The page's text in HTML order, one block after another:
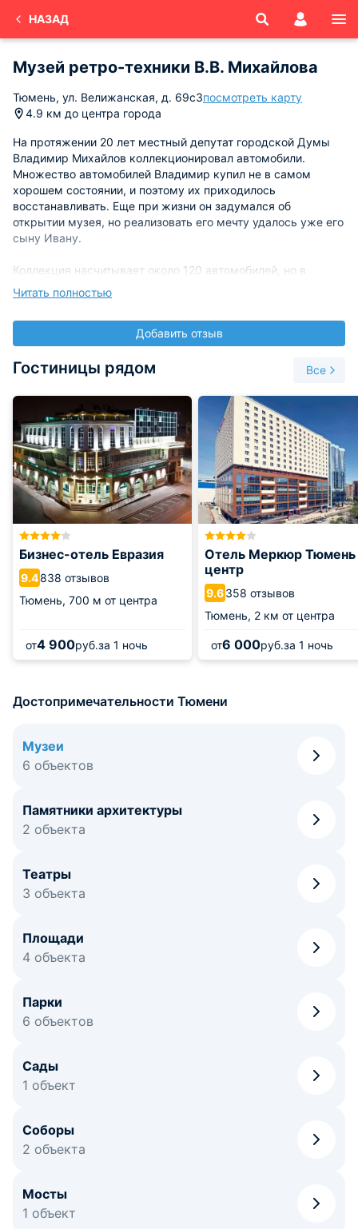
НАЗАД
Музей ретро-техники В.В. Михайлова
Тюмень, ул. Велижанская, д. 69с3посмотреть карту
4.9 км до центра города
На протяжении 20 лет местный депутат городской Думы
Владимир Михайлов коллекционировал автомобили.
Множество автомобилей Владимир купил не в самом
хорошем состоянии, и поэтому их приходилось
восстанавливать. Еще при жизни он задумался об
открытии музея, но реализовать его мечту удалось уже его
сыну Ивану.
Коллекция насчитывает около 120 автомобилей, но в
самом музее представлена лишь часть экспонатов, в виду
небольшой площади здания. Помимо автомобилей, в
коллекции имеется и мото-техника, например мотоколяска
«СМЗ С-3А», выпускающаяся в советское время для
людей с ограниченными возможностями.
потрогать машины. Руководство музея планирует и
дальнейшее расширение коллекции, и к этому могут
присоединиться все неравнодушные к ретро-автомобилям.
Читать полностью
Добавить отзыв
Гостиницы рядом Все
Бизнес-отель Евразия
9.4838 отзывов
Тюмень, 700 м от центра
от4 900руб.за 1 ночь
Отель Меркюр Тюмень
центр
9.6358 отзывов
Тюмень, 2 км от центра
от6 000руб.за 1 ночь
Достопримечательности Тюмени
Музеи
6 объектов
Памятники архитектуры
2 объекта
Театры
3 объекта
Площади
4 объекта
Парки
6 объектов
Сады
1 объект
Соборы
2 объекта
Мосты
1 объект